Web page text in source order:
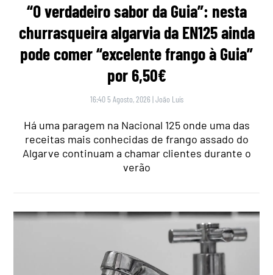
“O verdadeiro sabor da Guia”: nesta
churrasqueira algarvia da EN125 ainda
pode comer “excelente frango à Guia”
por 6,50€
16:40 5 Agosto, 2026 |João Luís
Há uma paragem na Nacional 125 onde uma das
receitas mais conhecidas de frango assado do
Algarve continuam a chamar clientes durante o
verão